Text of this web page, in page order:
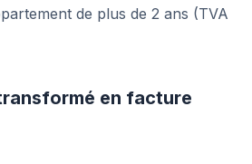
de plus de 2 ans (TVA
en facture